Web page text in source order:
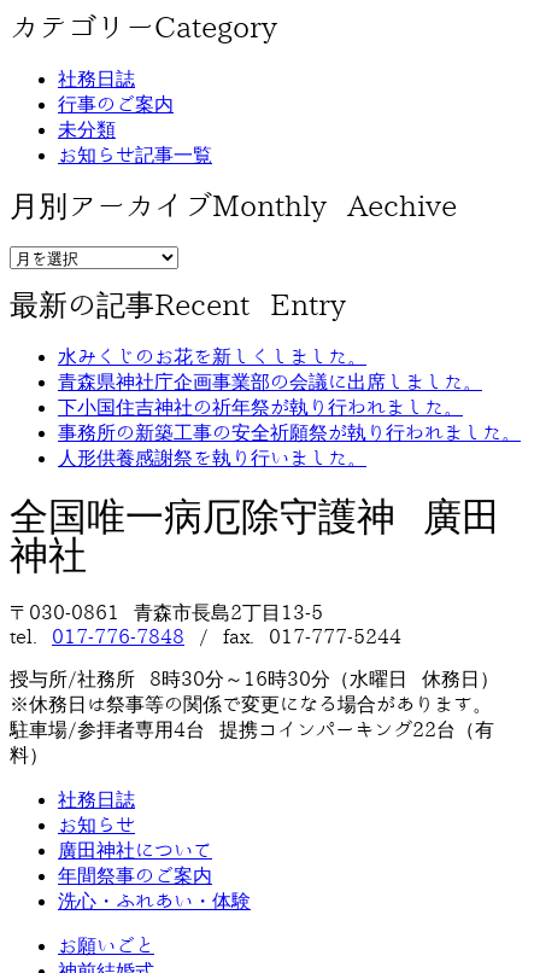
カテゴリーCategory
社務日誌
行事のご案内
未分類
お知らせ記事一覧
月別アーカイブMonthly Aechive
最新の記事Recent Entry
水みくじのお花を新しくしました。
青森県神社庁企画事業部の会議に出席しました。
下小国住吉神社の祈年祭が執り行われました。
事務所の新築工事の安全祈願祭が執り行われました。
人形供養感謝祭を執り行いました。
全国唯一病厄除守護神 廣田
神社
〒030-0861 青森市長島2丁目13-5
tel. 017-776-7848 / fax. 017-777-5244
授与所/社務所 8時30分～16時30分（水曜日 休務日）
※休務日は祭事等の関係で変更になる場合があります。
駐車場/参拝者専用4台 提携コインパーキング22台（有
料）
社務日誌
お知らせ
廣田神社について
年間祭事のご案内
洗心・ふれあい・体験
お願いごと